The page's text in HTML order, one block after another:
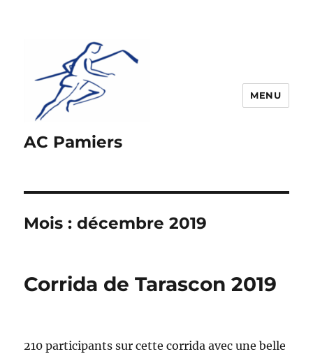
AC Pamiers
MENU
Mois :décembre 2019
Corrida de Tarascon 2019
210 participants sur cette corrida avec une belle